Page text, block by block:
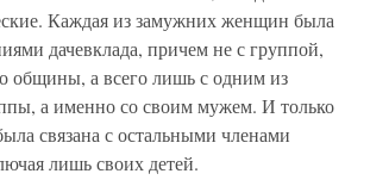
Каждая из замужних женщин была
дачевклада, причем не с группой,
общины, а всего лишь с одним из
а именно со своим мужем. И только
связана с остальными членами
лишь своих детей.